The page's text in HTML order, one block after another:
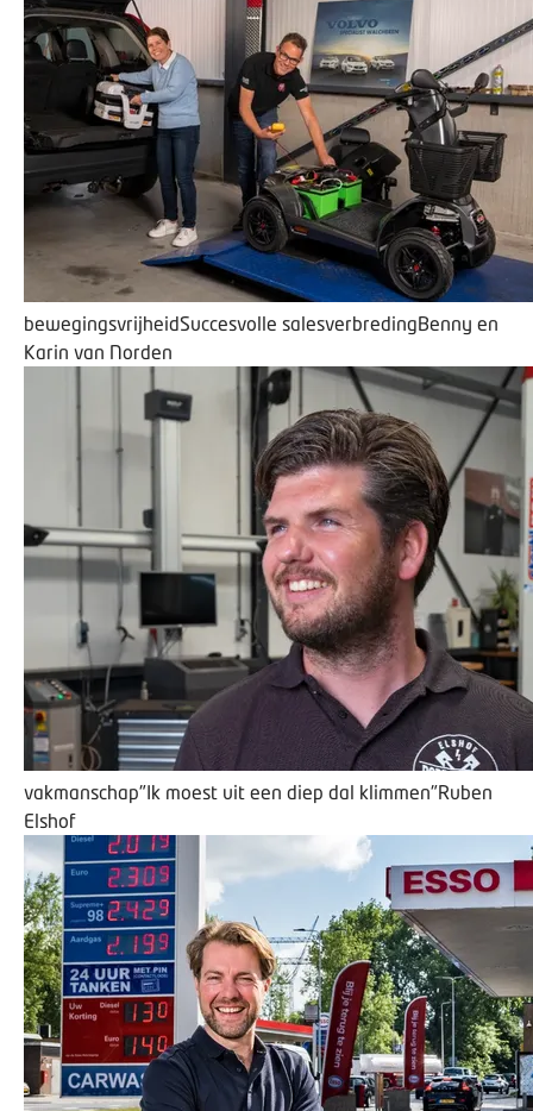
bewegingsvrijheidSuccesvolle salesverbredingBenny en
Karin van Norden
vakmanschap"Ik moest uit een diep dal klimmen"Ruben
Elshof